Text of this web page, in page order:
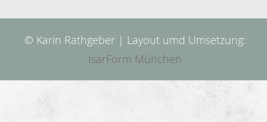
© Karin Rathgeber | Layout umd Umsetzung:
IsarForm München